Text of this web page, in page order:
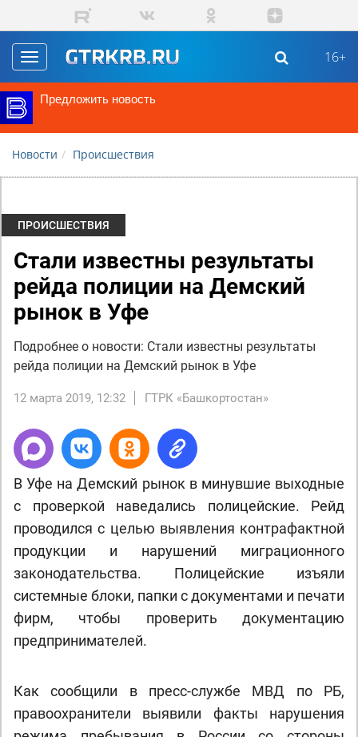
Перейти к основному содержанию
Toggle
navigation
16+
Предложить новость
Новости Происшествия
ПРОИСШЕСТВИЯ
Стали известны результаты
рейда полиции на Демский
рынок в Уфе
Подробнее о новости: Стали известны результаты
рейда полиции на Демский рынок в Уфе
12 марта 2019, 12:32 ГТРК «Башкортостан»
В Уфе на Демский рынок в минувшие выходные
с проверкой наведались полицейские. Рейд
проводился с целью выявления контрафактной
продукции и нарушений миграционного
законодательства. Полицейские изъяли
системные блоки, папки с документами и печати
фирм, чтобы проверить документацию
предпринимателей.
Как сообщили в пресс-службе МВД по РБ,
правоохранители выявили факты нарушения